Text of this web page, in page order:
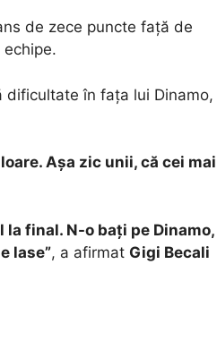
de zece puncte față de
dificultate în fața lui Dinamo,
Așa zic unii, că cei mai
la final. N-o bați pe Dinamo,
lase”, a afirmat Gigi Becali